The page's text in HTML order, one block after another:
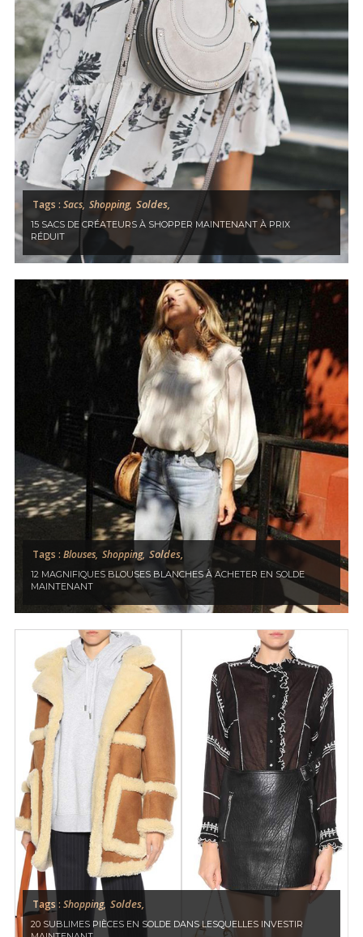
Tags : Sacs, Shopping, Soldes,
15 SACS DE CRÉATEURS À SHOPPER MAINTENANT À PRIX
RÉDUIT
Tags : Blouses, Shopping, Soldes,
12 MAGNIFIQUES BLOUSES BLANCHES À ACHETER EN SOLDE
MAINTENANT
Tags : Shopping, Soldes,
20 SUBLIMES PIÈCES EN SOLDE DANS LESQUELLES INVESTIR